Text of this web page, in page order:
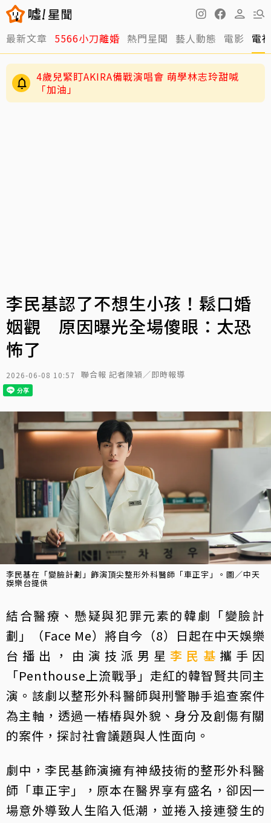
最新文章 5566小刀離婚 熱門星聞 藝人動態 電影 電
4歲兒緊盯AKIRA備戰演唱會 萌學林志玲甜喊
「加油」
李民基認了不想生小孩！鬆口婚
姻觀 原因曝光全場傻眼：太恐
怖了
2026-06-08 10:57 聯合報 記者陳穎／即時報導
李民基在「變臉計劃」飾演頂尖整形外科醫師「車正宇」。圖／中天
娛樂台提供
結合醫療、懸疑與犯罪元素的韓劇「變臉計
劃」（Face Me）將自今（8）日起在中天娛樂
台播出，由演技派男星 李民基 攜手因
「Penthouse上流戰爭」走紅的韓智賢共同主
演。該劇以整形外科醫師與刑警聯手追查案件
為主軸，透過一樁樁與外貌、身分及創傷有關
的案件，探討社會議題與人性面向。
劇中，李民基飾演擁有神級技術的整形外科醫
師「車正宇」，原本在醫界享有盛名，卻因一
場意外導致人生陷入低潮，並捲入接連發生的